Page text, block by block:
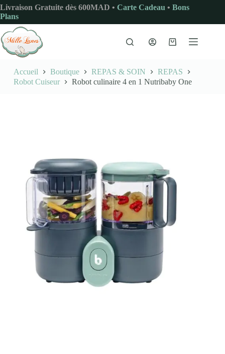
Passer
au
contenu
Livraison Gratuite dès 600MAD • Carte Cadeau • Bons
Plans
Panier
Accueil Boutique REPAS & SOIN
REPAS
Robot Cuiseur
Robot culinaire 4 en 1 Nutribaby One